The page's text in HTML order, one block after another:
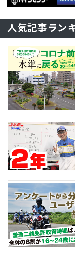
人気記事ラン